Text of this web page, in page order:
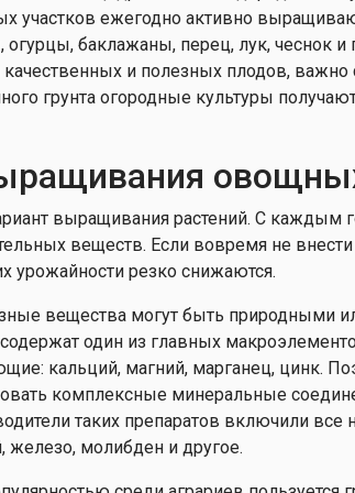
участков ежегодно активно
баклажаны, перец, лук, чеснок и
и полезных плодов, важно
грунта огородные культуры
выращивания растений. С каждым
веществ. Если вовремя не
урожайности резко снижаются.
вещества могут быть природными
один из главных
кальций, магний, марганец, цинк.
комплексные минеральные
таких препаратов включили
молибден и другое.